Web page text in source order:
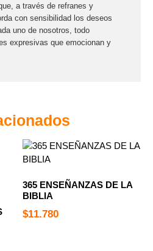
365 ENSEÑANZAS DE LA
BIBLIA
$11.780
a través de refranes y
con sensibilidad los deseos
uno de nosotros, todo
expresivas que emocionan y